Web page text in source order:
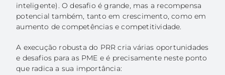
inteligente). O desafio é grande, mas a recompensa
potencial também, tanto em crescimento, como em
aumento de competências e competitividade.
A execução robusta do PRR cria várias oportunidades
e desafios para as PME e é precisamente neste ponto
que radica a sua importância: